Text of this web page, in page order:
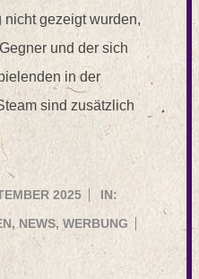
gezeigt wurden,
und der sich
in der
sind zusätzlich
2025 IN:
, NEWS,WERBUNG